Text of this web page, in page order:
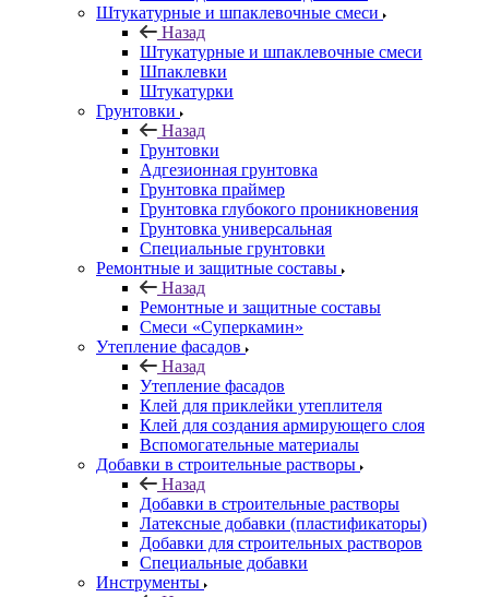
Штукатурные и шпаклевочные смеси
Назад
Штукатурные и шпаклевочные смеси
Шпаклевки
Штукатурки
Грунтовки
Назад
Грунтовки
Адгезионная грунтовка
Грунтовка праймер
Грунтовка глубокого проникновения
Грунтовка универсальная
Специальные грунтовки
Ремонтные и защитные составы
Назад
Ремонтные и защитные составы
Смеси «Суперкамин»
Утепление фасадов
Назад
Утепление фасадов
Клей для приклейки утеплителя
Клей для создания армирующего слоя
Вспомогательные материалы
Добавки в строительные растворы
Назад
Добавки в строительные растворы
Латексные добавки (пластификаторы)
Добавки для строительных растворов
Специальные добавки
Инструменты